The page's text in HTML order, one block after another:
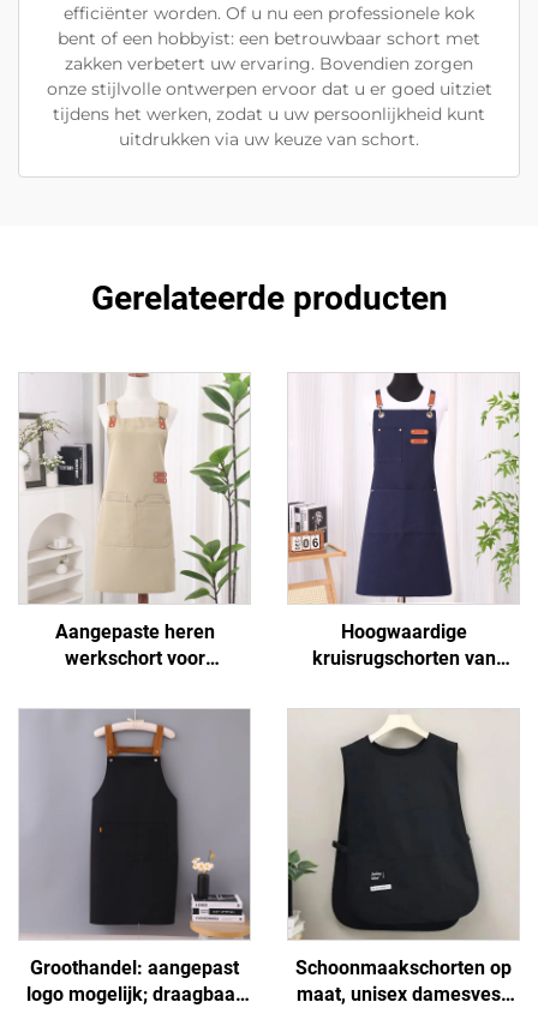
efficiënter worden. Of u nu een professionele kok
bent of een hobbyist: een betrouwbaar schort met
zakken verbetert uw ervaring. Bovendien zorgen
onze stijlvolle ontwerpen ervoor dat u er goed uitziet
tijdens het werken, zodat u uw persoonlijkheid kunt
uitdrukken via uw keuze van schort.
Gerelateerde producten
Aangepaste heren
werkschort voor
van canvas, met zakken
voor BBQ
Hoogwaardige
kruisrugschorten van
vrouwen en mannen,
geschikt voor
kunstenaars, kapsalons,
barista's, koffiebars en
Groothandel: aangepast
logo mogelijk; draagbaar
Schoonmaakschorten op
maat, unisex damesvest,